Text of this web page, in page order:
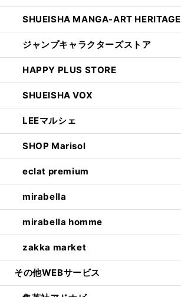
SHUEISHA MANGA-ART HERITAGE
ジャンプキャラクターズストア
HAPPY PLUS STORE
SHUEISHA VOX
LEEマルシェ
SHOP Marisol
eclat premium
mirabella
mirabella homme
zakka market
その他WEBサービス